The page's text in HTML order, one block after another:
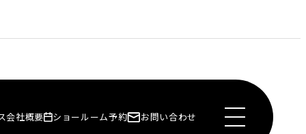
会社概要 ショールーム予約 お問い合わせ